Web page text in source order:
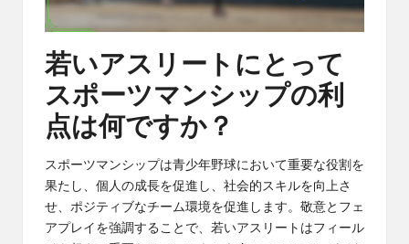
若いアスリートにとって
スポーツマンシップの利
点は何ですか？
スポーツマンシップは青少年野球において重要な役割を
果たし、個人の成長を促進し、社会的スキルを向上さ
せ、ポジティブなチーム環境を促進します。敬意とフェ
アプレイを強調することで、若いアスリートはフィール